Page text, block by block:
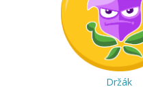
Držák